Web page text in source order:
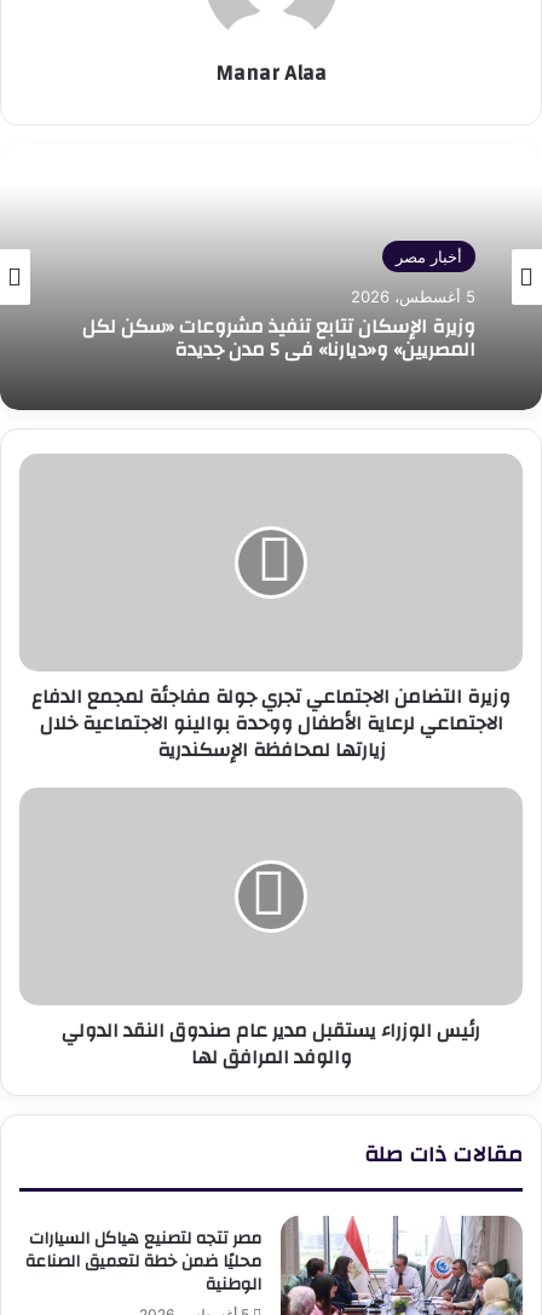
Manar Alaa
أخبار مصر
5 أغسطس، 2026
وزيرة الإسكان تتابع تنفيذ مشروعات «سكن لكل
المصريين» و«ديارنا» في 5 مدن جديدة
وزيرة
الاجتماعي
لرعاية
الأطفال
الاجتماعية
وزيرة التضامن الاجتماعي تجري جولة مفاجئة لمجمع الدفاع
الاجتماعي لرعاية الأطفال ووحدة بوالينو الاجتماعية خلال
زيارتها لمحافظة الإسكندرية
رئيس
والوفد
المرافقرئيس الوزراء يستقبل مدير عام صندوق النقد الدولي
والوفد المرافق لها
مقالات ذات صلة
مصر تتجه لتصنيع هياكل السيارات
محليًا ضمن خطة لتعميق الصناعة
الوطنية